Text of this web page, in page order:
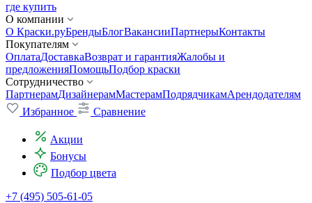
где купить
О компании
О Краски.руБрендыБлогВакансииПартнерыКонтакты
Покупателям
ОплатаДоставкаВозврат и гарантияЖалобы и
предложенияПомощьПодбор краски
Сотрудничество
ПартнерамДизайнерамМастерамПодрядчикамАрендодателям
Избранное
Сравнение
Акции
Бонусы
Подбор цвета
+7 (495) 505-61-05